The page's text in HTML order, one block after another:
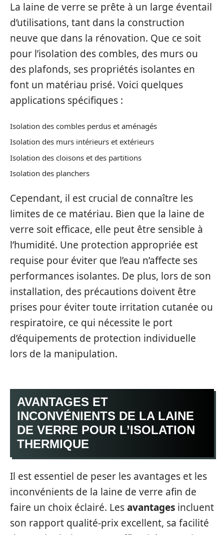
La laine de verre se prête à un large éventail
d’utilisations, tant dans la construction
neuve que dans la rénovation. Que ce soit
pour l’isolation des combles, des murs ou
des plafonds, ses propriétés isolantes en
font un matériau prisé. Voici quelques
applications spécifiques :
Isolation des combles perdus et aménagés
Isolation des murs intérieurs et extérieurs
Isolation des cloisons et des partitions
Isolation des planchers
Cependant, il est crucial de connaître les
limites de ce matériau. Bien que la laine de
verre soit efficace, elle peut être sensible à
l’humidité. Une protection appropriée est
requise pour éviter que l’eau n’affecte ses
performances isolantes. De plus, lors de son
installation, des précautions doivent être
prises pour éviter toute irritation cutanée ou
respiratoire, ce qui nécessite le port
d’équipements de protection individuelle
lors de la manipulation.
AVANTAGES ET
INCONVÉNIENTS DE LA LAINE
DE VERRE POUR L’ISOLATION
THERMIQUE
Il est essentiel de peser les avantages et les
inconvénients de la laine de verre afin de
faire un choix éclairé. Lesavantages incluent
son rapport qualité-prix excellent, sa facilité